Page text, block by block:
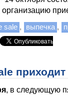
организацию
sale , выпечка ,
, в следующую